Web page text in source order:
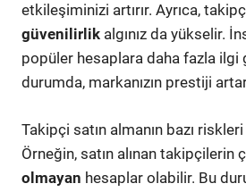
etkileşiminizi artırır. Ayrıca,
güvenilirlik algınız da yükselir.
popüler hesaplara daha fazla ilgi
durumda, markanızın prestiji
Takipçi satın almanın bazı
Örneğin, satın alınan takipçilerin
olmayan hesaplar olabilir. Bu